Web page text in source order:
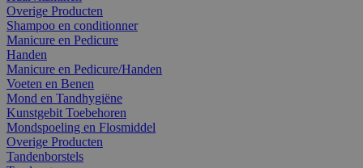
Overige Producten
Shampoo en conditionner
Manicure en Pedicure
Handen
Manicure en Pedicure/Handen
Voeten en Benen
Mond en Tandhygiëne
Kunstgebit Toebehoren
Mondspoeling en Flosmiddel
Overige Producten
Tandenborstels